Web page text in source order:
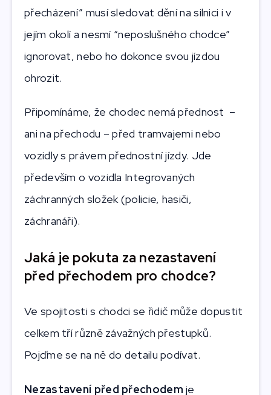
přecházení” musí sledovat dění na silnici i v
jejím okolí a nesmí “neposlušného chodce”
ignorovat, nebo ho dokonce svou jízdou
ohrozit.
Připomínáme, že chodec nemá přednost –
ani na přechodu – před tramvajemi nebo
vozidly s právem přednostní jízdy. Jde
především o vozidla Integrovaných
záchranných složek (policie, hasiči,
záchranáři).
Jaká je pokuta za nezastavení
před přechodem pro chodce?
Ve spojitosti s chodci se řidič může dopustit
celkem tří různě závažných přestupků.
Pojďme se na ně do detailu podívat.
Nezastavení před přechodemje